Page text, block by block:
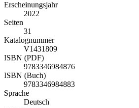
Erscheinungsjahr
2022
Seiten
31
Katalognummer
V1431809
ISBN (PDF)
9783346984876
ISBN (Buch)
9783346984883
Sprache
Deutsch